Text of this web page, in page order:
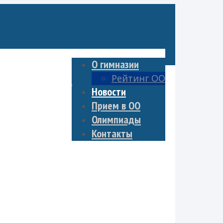
О гимназии
Рейтинг ОО
Новости
Прием в ОО
Олимпиады
Контакты